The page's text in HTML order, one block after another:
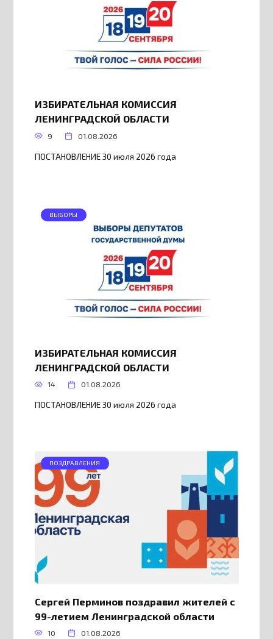
ИЗБИРАТЕЛЬНАЯ КОМИССИЯ
ЛЕНИНГРАДСКОЙ ОБЛАСТИ
9 01.08.2026
ПОСТАНОВЛЕНИЕ 30 июля 2026 года
ВЫБОРЫ
ИЗБИРАТЕЛЬНАЯ КОМИССИЯ
ЛЕНИНГРАДСКОЙ ОБЛАСТИ
14 01.08.2026
ПОСТАНОВЛЕНИЕ 30 июля 2026 года
ПОЗДРАВЛЕНИЯ
Сергей Перминов поздравил жителей с
99-летием Ленинградской области
10 01.08.2026